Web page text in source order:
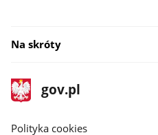
Na skróty
stopka
gov.pl
Strona
gov.pl
gov.pl
Polityka cookies